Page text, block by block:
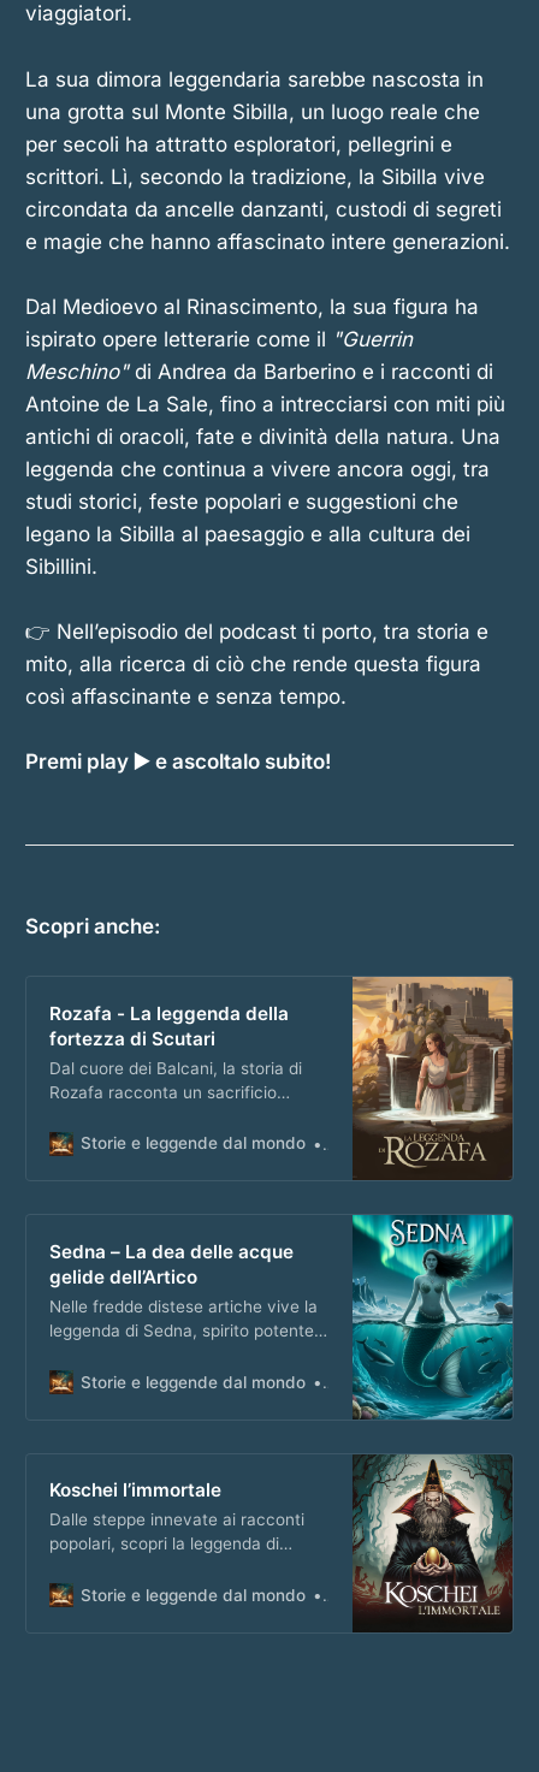
viaggiatori.
La sua dimora leggendaria sarebbe nascosta in
una grotta sul Monte Sibilla, un luogo reale che
per secoli ha attratto esploratori, pellegrini e
scrittori. Lì, secondo la tradizione, la Sibilla vive
circondata da ancelle danzanti, custodi di segreti
e magie che hanno affascinato intere generazioni.
Dal Medioevo al Rinascimento, la sua figura ha
ispirato opere letterarie come il "Guerrin
Meschino"di Andrea da Barberino e i racconti di
Antoine de La Sale, fino a intrecciarsi con miti più
antichi di oracoli, fate e divinità della natura. Una
leggenda che continua a vivere ancora oggi, tra
studi storici, feste popolari e suggestioni che
legano la Sibilla al paesaggio e alla cultura dei
Sibillini.
👉 Nell’episodio del podcast ti porto, tra storia e
mito, alla ricerca di ciò che rende questa figura
così affascinante e senza tempo.
Premi play ▶️ e ascoltalo subito!
Scopri anche:
Rozafa - La leggenda della
fortezza di Scutari
Dal cuore dei Balcani, la storia di
Rozafa racconta un sacrificio
mura della fortezza di Scutari.
Storie e leggende dal mondo Matteo Masi
Sedna – La dea delle acque
gelide dell’Artico
Nelle fredde distese artiche vive la
leggenda di Sedna, spirito potente
mari e di chi li attraversa.
Storie e leggende dal mondo Matteo Masi
Koschei l’immortale
Dalle steppe innevate ai racconti
popolari, scopri la leggenda di
folklore russo che sfida la morte
Storie e leggende dal mondo Matteo Masi